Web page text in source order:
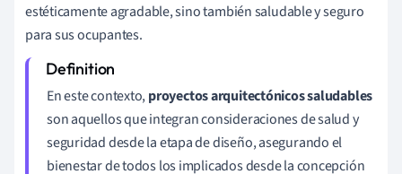
estéticamente agradable, sino también saludable y seguro
para sus ocupantes.
En este contexto,proyectos arquitectónicos saludables
son aquellos que integran consideraciones de salud y
seguridad desde la etapa de diseño, asegurando el
bienestar de todos los implicados desde la concepción